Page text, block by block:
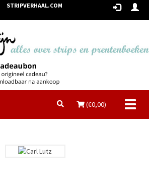
STRIPVERHAAL.COM
(€0,00)